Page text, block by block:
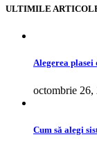
ULTIMILE
Alegerea plasei
octombrie 26,
Cum să alegi